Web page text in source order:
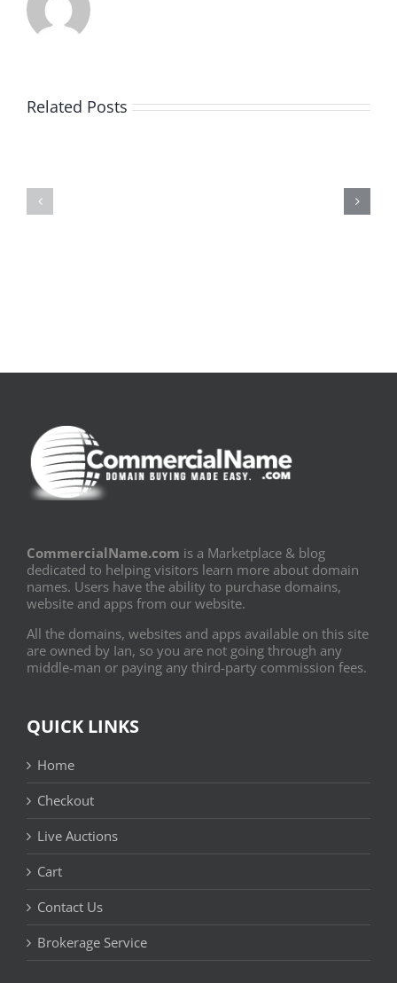
Related Posts
CommercialName.com is a Marketplace & blog
dedicated to helping visitors learn more about domain
names. Users have the ability to purchase domains,
website and apps from our website.
All the domains, websites and apps available on this site
are owned by Ian, so you are not going through any
middle-man or paying any third-party commission fees.
QUICK LINKS
Home
Checkout
Live Auctions
Cart
Contact Us
Brokerage Service